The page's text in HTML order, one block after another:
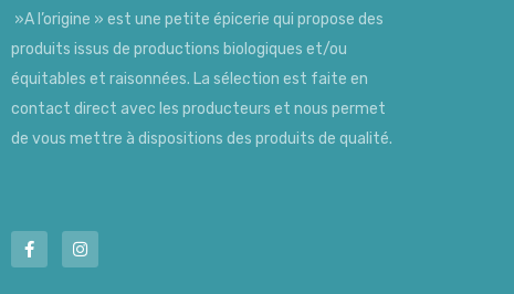
»A l’origine » est une petite épicerie qui propose des
produits issus de productions biologiques et/ou
équitables et raisonnées. La sélection est faite en
contact direct avec les producteurs et nous permet
de vous mettre à dispositions des produits de qualité.